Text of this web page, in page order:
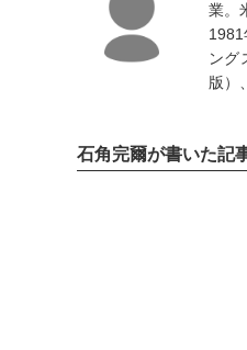
業。
ング
版）
石角完爾が書いた記